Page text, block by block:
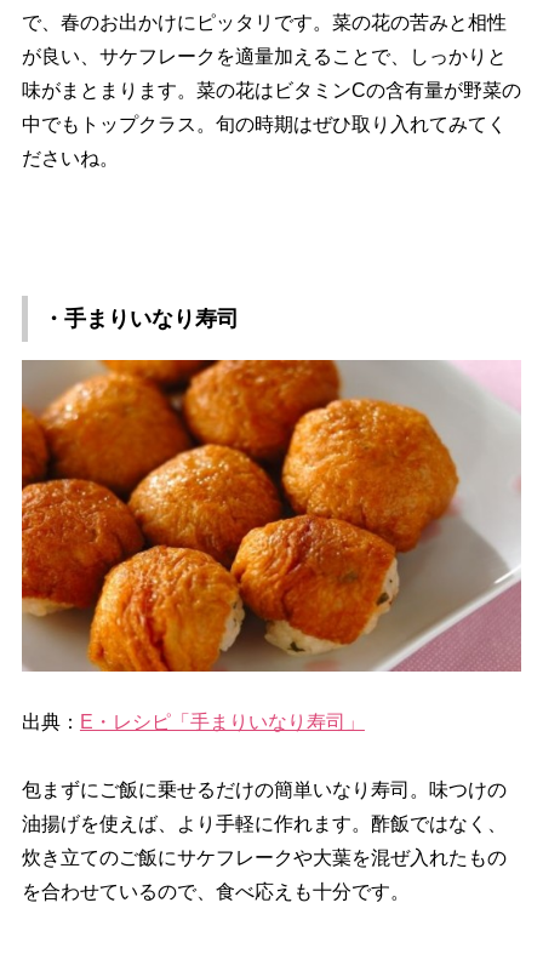
で、春のお出かけにピッタリです。菜の花の苦みと相性
が良い、サケフレークを適量加えることで、しっかりと
味がまとまります。菜の花はビタミンCの含有量が野菜の
中でもトップクラス。旬の時期はぜひ取り入れてみてく
ださいね。
・手まりいなり寿司
出典： E・レシピ「手まりいなり寿司」
包まずにご飯に乗せるだけの簡単いなり寿司。味つけの
油揚げを使えば、より手軽に作れます。酢飯ではなく、
炊き立てのご飯にサケフレークや大葉を混ぜ入れたもの
を合わせているので、食べ応えも十分です。